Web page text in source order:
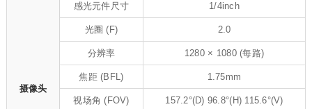
摄像头
感光元件尺寸 1/4inch
光圈 (F) 2.0
分辨率 1280 × 1080 (每路)
焦距 (BFL) 1.75mm
视场角 (FOV) 157.2°(D) 96.8°(H) 115.6°(V)